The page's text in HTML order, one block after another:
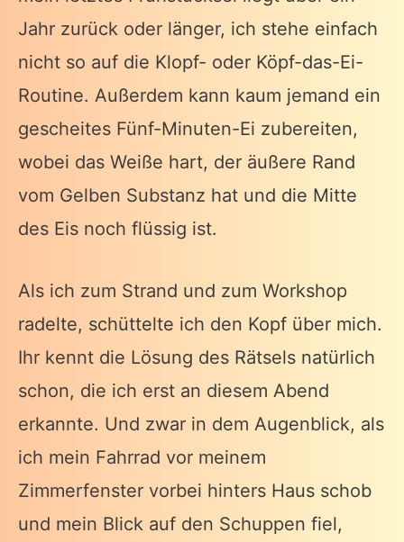
Jahr zurück oder länger, ich stehe einfach
nicht so auf die Klopf- oder Köpf-das-Ei-
Routine. Außerdem kann kaum jemand ein
gescheites Fünf-Minuten-Ei zubereiten,
wobei das Weiße hart, der äußere Rand
vom Gelben Substanz hat und die Mitte
des Eis noch flüssig ist.
Als ich zum Strand und zum Workshop
radelte, schüttelte ich den Kopf über mich.
Ihr kennt die Lösung des Rätsels natürlich
schon, die ich erst an diesem Abend
erkannte. Und zwar in dem Augenblick, als
ich mein Fahrrad vor meinem
Zimmerfenster vorbei hinters Haus schob
und mein Blick auf den Schuppen fiel,